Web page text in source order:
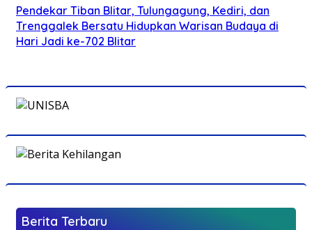
Pendekar Tiban Blitar, Tulungagung, Kediri, dan
Trenggalek Bersatu Hidupkan Warisan Budaya di
Hari Jadi ke-702 Blitar
Berita Terbaru